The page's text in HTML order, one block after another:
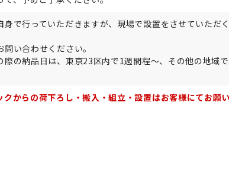
で行っていただきますが、現場で設置をさせていただ
い合わせください。
の納品日は、東京23区内で1週間程～、その他の地域
からの荷下ろし・搬入・組立・設置はお客様にてお願